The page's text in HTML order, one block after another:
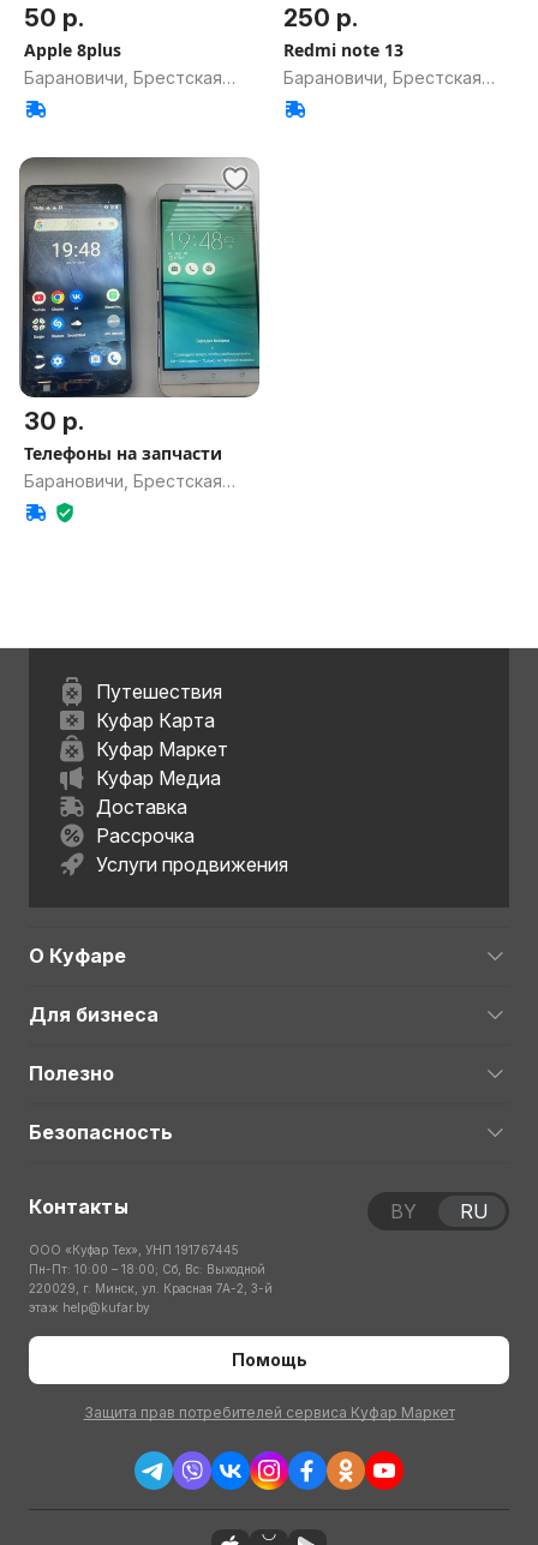
50 р.
Apple 8plus
Барановичи, Брестская
обл.
250 р.
Redmi note 13
Барановичи, Брестская
обл.
30 р.
Телефоны на запчасти
Барановичи, Брестская
обл.
Путешествия
Куфар Карта
Куфар Маркет
Куфар Медиа
Доставка
Рассрочка
Услуги продвижения
О Куфаре
Для бизнеса
Полезно
Безопасность
Контакты
ООО «Куфар Тех», УНП 191767445
Пн-Пт: 10:00 – 18:00; Сб, Вс: Выходной
220029, г. Минск, ул. Красная 7А-2, 3-й
этаж help@kufar.by
Помощь
Защита прав потребителей сервиса Куфар Маркет
BY RU